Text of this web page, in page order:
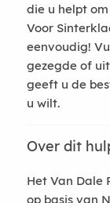
die u helpt
Voor
eenvoudig!
gezegde of
geeft u de
u wilt.
Over dit
Het Van Dale
op basis van